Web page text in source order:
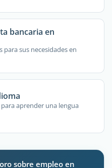
bancaria en
para sus necesidades en
aprender una lengua
sobre empleo en